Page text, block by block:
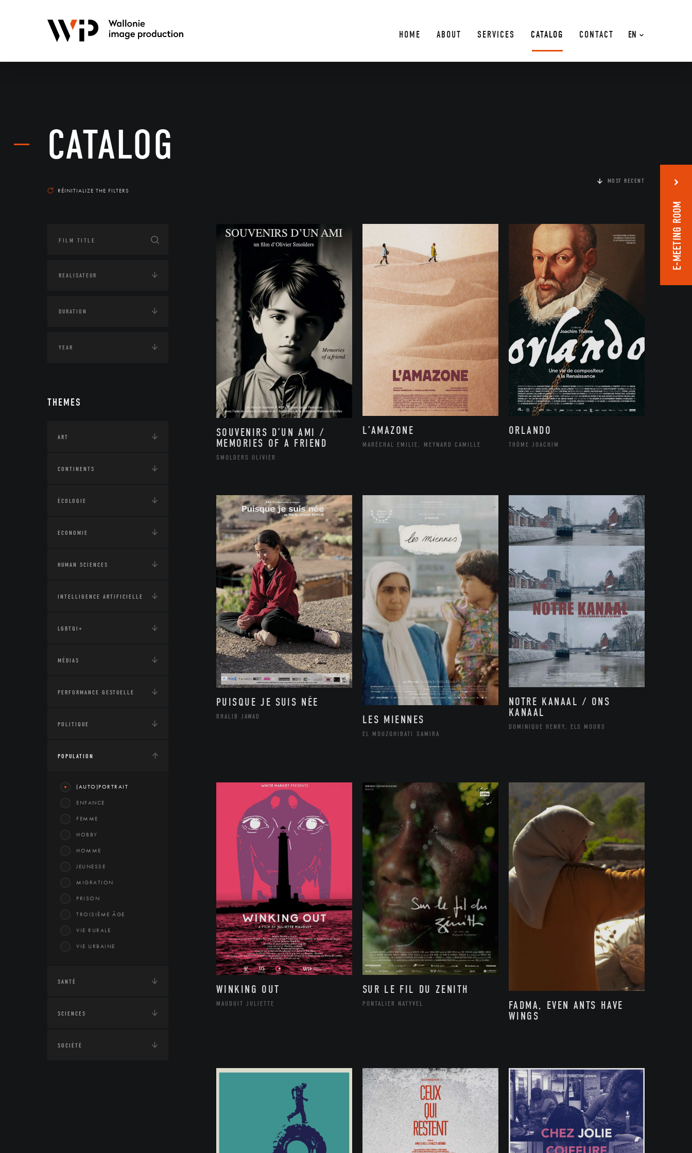
EN
HOME ABOUT SERVICES CATALOG CONTACT
CATALOG
RÉINITIALIZE THE FILTERS
THEMES
ART
CONTINENTS
ÉCOLOGIE
ECONOMIE
HUMAN SCIENCES
INTELLIGENCE ARTIFICIELLE
LGBTQI+
MÉDIAS
PERFORMANCE GESTUELLE
POLITIQUE
POPULATION
(AUTO)PORTRAIT
ENFANCE
FEMME
HOBBY
HOMME
JEUNESSE
MIGRATION
PRISON
TROISIÈME ÂGE
VIE RURALE
VIE URBAINE
SANTÉ
SCIENCES
SOCIÉTÉ
MOST RECENT
SOUVENIRS D’UN AMI /
MEMORIES OF A FRIEND
SMOLDERS OLIVIER
L’AMAZONE
MARÉCHAL EMILIE, MEYNARD CAMILLE
ORLANDO
THÔME JOACHIM
PUISQUE JE SUIS NÉE
RHALIB JAWAD LES MIENNES
EL MOUZGHIBATI SAMIRA
NOTRE KANAAL / ONS
KANAAL
DOMINIQUE HENRY, ELS MOORS
WINKING OUT
MAUDUIT JULIETTE
SUR LE FIL DU ZENITH
PONTALIER NATYVEL
FADMA, EVEN ANTS HAVE
WINGS
E-MEETING ROOM